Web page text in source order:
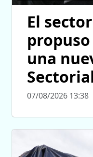
El
una
07/08/2026 13:38